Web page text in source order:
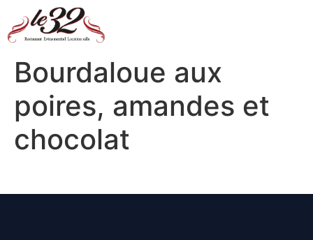
Bourdaloue aux
poires, amandes et
chocolat